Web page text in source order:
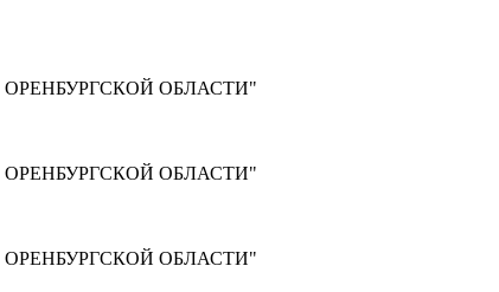
ОБЛАСТИ"
ОБЛАСТИ"
ОБЛАСТИ"